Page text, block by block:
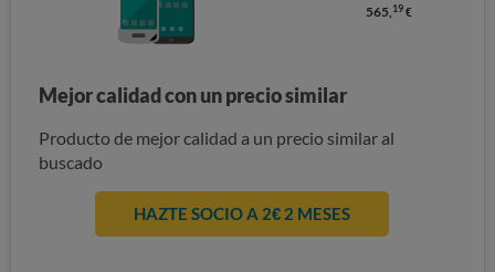
565,19 €
Mejor calidad con un precio similar
Producto de mejor calidad a un precio similar al
buscado
HAZTE SOCIO A 2€ 2 MESES